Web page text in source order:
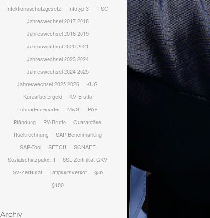
Infektionsschutzgesetz
Infotyp 3
ITSG
Jahreswechsel 2017 2018
Jahreswechsel 2018 2019
Jahreswechsel 2020 2021
Jahreswechsel 2023 2024
Jahreswechsel 2024 2025
Jahreswechsel 2025 2026
KUG
Kurzarbeitergeld
KV-Brutto
Lohnartenreporter
MwSt
PAP
Pfändung
PV-Brutto
Quarantäne
Rückrechnung
SAP-Benchmarking
SAP-Tool
SETCU
SONAFE
Sozialschutzpaket II
SSL-Zertifikat GKV
SV-Zertifikat
Tätigkeitsverbot
§3b
§100
Archiv